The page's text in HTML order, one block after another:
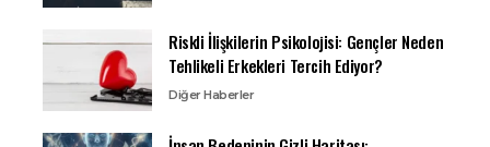
Riskli İlişkilerin Psikolojisi: Gençler Neden
Tehlikeli Erkekleri Tercih Ediyor?
Diğer Haberler